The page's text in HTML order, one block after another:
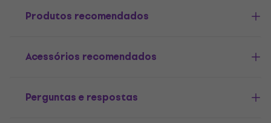
Produtos recomendados
Acessórios recomendados
Perguntas e respostas